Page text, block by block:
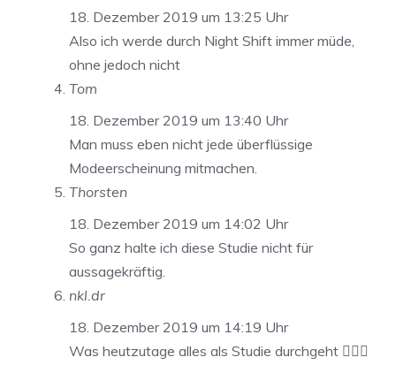
18. Dezember 2019 um 13:25 Uhr
Also ich werde durch Night Shift immer müde,
ohne jedoch nicht
Tom
18. Dezember 2019 um 13:40 Uhr
Man muss eben nicht jede überflüssige
Modeerscheinung mitmachen.
Thorsten
18. Dezember 2019 um 14:02 Uhr
So ganz halte ich diese Studie nicht für
aussagekräftig.
nkl.dr
18. Dezember 2019 um 14:19 Uhr
Was heutzutage alles als Studie durchgeht 🤦🏼‍♂️